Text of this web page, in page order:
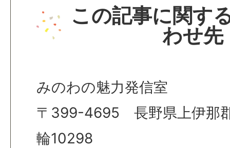
この記事に関す
わせ先
みのわの魅力発信室
〒399-4695 長野県上伊那
輪10298